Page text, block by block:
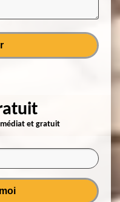
et gratuit